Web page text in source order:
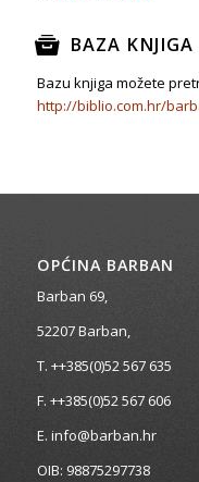
BAZA KNJIGA
Bazu knjiga možete
http://biblio.com.hr/
OPĆINA BARBAN
Barban 69,
52207 Barban,
T. ++385(0)52 567 635
F. ++385(0)52 567 606
E. info@barban.hr
OIB: 98875297738